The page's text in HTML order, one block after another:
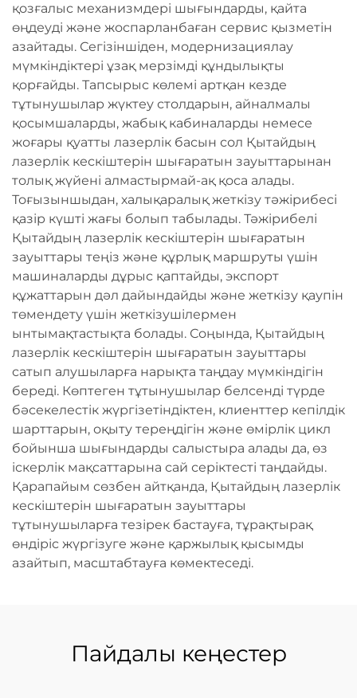
қозғалыс механизмдері шығындарды, қайта
өңдеуді және жоспарланбаған сервис қызметін
азайтады. Сегізіншіден, модернизациялау
мүмкіндіктері ұзақ мерзімді құндылықты
қорғайды. Тапсырыс көлемі артқан кезде
тұтынушылар жүктеу столдарын, айналмалы
қосымшаларды, жабық кабиналарды немесе
жоғары қуатты лазерлік басын сол Қытайдың
лазерлік кескіштерін шығаратын зауыттарынан
толық жүйені алмастырмай-ақ қоса алады.
Тоғызыншыдан, халықаралық жеткізу тәжірибесі
қазір күшті жағы болып табылады. Тәжірибелі
Қытайдың лазерлік кескіштерін шығаратын
зауыттары теңіз және құрлық маршруты үшін
машиналарды дұрыс қаптайды, экспорт
құжаттарын дәл дайындайды және жеткізу қаупін
төмендету үшін жеткізушілермен
ынтымақтастықта болады. Соңында, Қытайдың
лазерлік кескіштерін шығаратын зауыттары
сатып алушыларға нарықта таңдау мүмкіндігін
береді. Көптеген тұтынушылар белсенді түрде
бәсекелестік жүргізетіндіктен, клиенттер кепілдік
шарттарын, оқыту тереңдігін және өмірлік цикл
бойынша шығындарды салыстыра алады да, өз
іскерлік мақсаттарына сай серіктесті таңдайды.
Қарапайым сөзбен айтқанда, Қытайдың лазерлік
кескіштерін шығаратын зауыттары
тұтынушыларға тезірек бастауға, тұрақтырақ
өндіріс жүргізуге және қаржылық қысымды
азайтып, масштабтауға көмектеседі.
Пайдалы кеңестер